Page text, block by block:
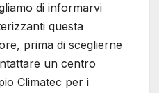
di informarvi
questa
prima di sceglierne
un centro
Climatec per i